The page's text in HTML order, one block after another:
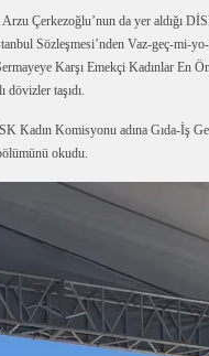
Çerkezoğlu’nun da yer aldığı
Sözleşmesi’nden Vaz-geç-mi-
Karşı Emekçi Kadınlar En
dövizler taşıdı.
Kadın Komisyonu adına Gıda-İş
okudu.